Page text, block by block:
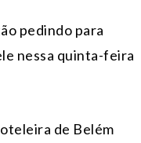
pedindo para
nessa quinta-feira
de Belém